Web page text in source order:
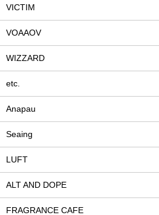
VICTIM
VOAAOV
WIZZARD
etc.
Anapau
Seaing
LUFT
ALT AND DOPE
FRAGRANCE CAFE